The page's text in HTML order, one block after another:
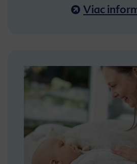
Viac